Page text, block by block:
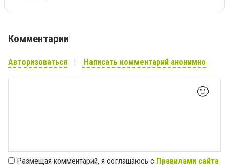
Комментарии
Авторизоваться Написать комментарий анонимно
🙂
Размещая комментарий, я соглашаюсь с Правилами сайта